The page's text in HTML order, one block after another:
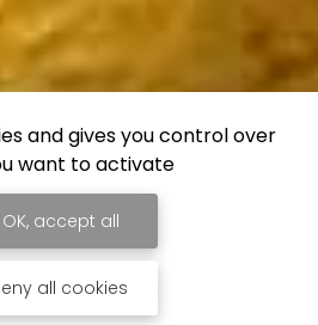
and gives you control over
want to activate
OK, accept all
all cookies